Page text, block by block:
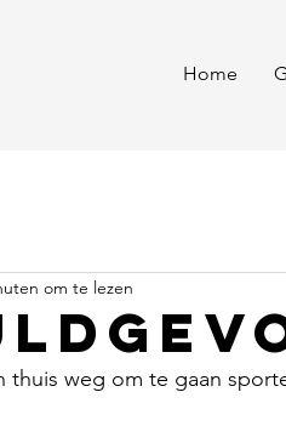
Home
om te lezen
thuis weg om te gaan